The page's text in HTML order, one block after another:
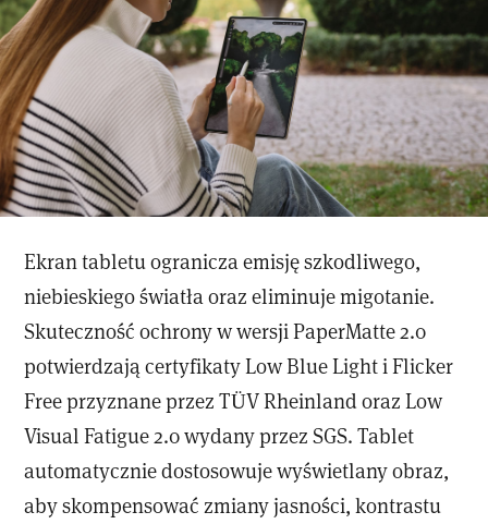
Ekran tabletu ogranicza emisję szkodliwego,
niebieskiego światła oraz eliminuje migotanie.
Skuteczność ochrony w wersji PaperMatte 2.0
potwierdzają certyfikaty Low Blue Light i Flicker
Free przyznane przez TÜV Rheinland oraz Low
Visual Fatigue 2.0 wydany przez SGS. Tablet
automatycznie dostosowuje wyświetlany obraz,
aby skompensować zmiany jasności, kontrastu